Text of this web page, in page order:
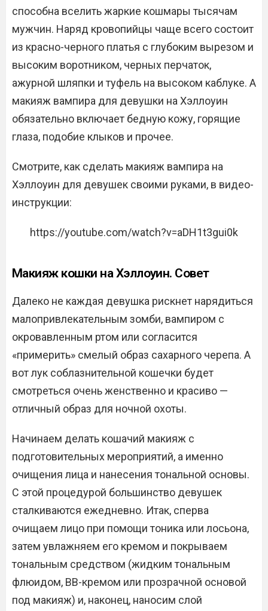
способна вселить жаркие кошмары тысячам
мужчин. Наряд кровопийцы чаще всего состоит
из красно-черного платья с глубоким вырезом и
высоким воротником, черных перчаток,
ажурной шляпки и туфель на высоком каблуке. А
макияж вампира для девушки на Хэллоуин
обязательно включает бедную кожу, горящие
глаза, подобие клыков и прочее.
Смотрите, как сделать макияж вампира на
Хэллоуин для девушек своими руками, в видео-
инструкции:
https://youtube.com/watch?v=aDH1t3gui0k
Макияж кошки на Хэллоуин. Совет
Далеко не каждая девушка рискнет нарядиться
малопривлекательным зомби, вампиром с
окровавленным ртом или согласится
«примерить» смелый образ сахарного черепа. А
вот лук соблазнительной кошечки будет
смотреться очень женственно и красиво —
отличный образ для ночной охоты.
Начинаем делать кошачий макияж с
подготовительных мероприятий, а именно
очищения лица и нанесения тональной основы.
С этой процедурой большинство девушек
сталкиваются ежедневно. Итак, сперва
очищаем лицо при помощи тоника или лосьона,
затем увлажняем его кремом и покрываем
тональным средством (жидким тональным
флюидом, ВВ-кремом или прозрачной основой
под макияж) и, наконец, наносим слой